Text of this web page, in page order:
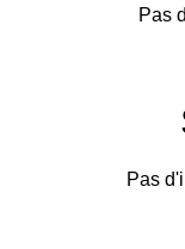
Pas
Pas